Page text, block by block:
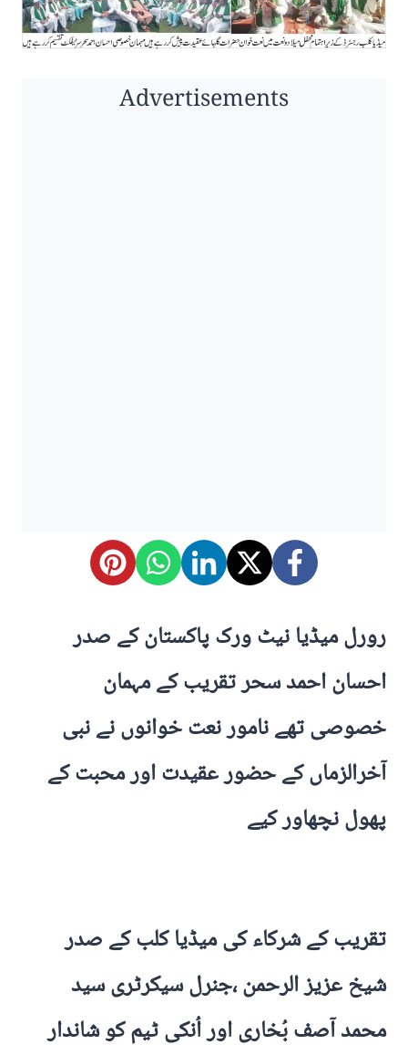
Advertisements
رورل میڈیا نیٹ ورک پاکستان کے صدر
احسان احمد سحر تقریب کے مہمان
خصوصی تھے نامور نعت خوانوں نے نبی
آخرالزماں کے حضور عقیدت اور محبت کے
پھول نچھاور کیے
تقریب کے شرکاء کی میڈیا کلب کے صدر
شیخ عزیز الرحمن ،جنرل سیکرٹری سید
محمد آصف بُخاری اور اُنکی ٹیم کو شاندار